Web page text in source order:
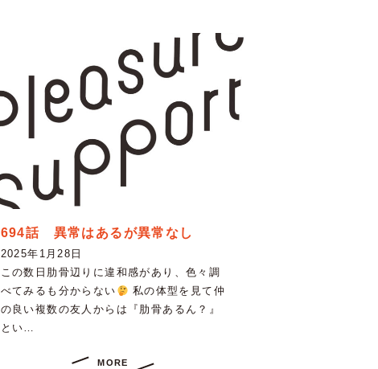
694話 異常はあるが異常なし
2025年1月28日
この数日肋骨辺りに違和感があり、色々調
べてみるも分からない
私の体型を見て仲
の良い複数の友人からは『肋骨あるん？』
とい…
MORE